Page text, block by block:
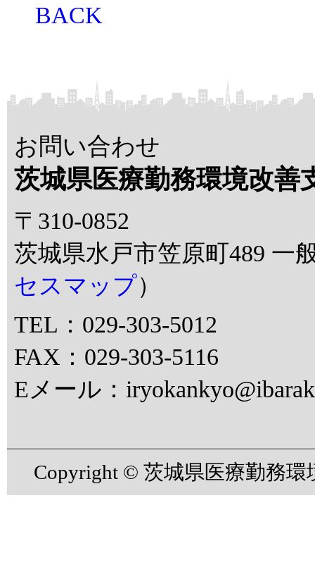
BACK
お問い合わせ
茨城県医療勤務環境改善
〒310-0852
茨城県水戸市笠原町489 一
セスマップ）
TEL：029-303-5012
FAX：029-303-5116
Eメール：
Copyright © 茨城県医療勤務環